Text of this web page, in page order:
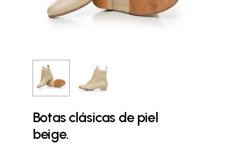
Botas clásicas de piel
beige.